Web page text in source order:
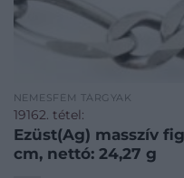
NEMESFÉM TÁRGYAK
19162. tétel:
Ezüst(Ag) masszív
cm, nettó: 24,27 g